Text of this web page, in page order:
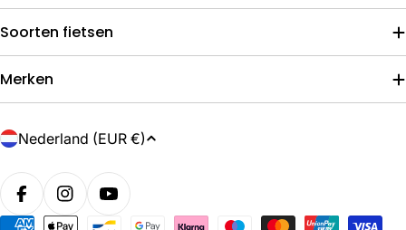
Soorten fietsen
Merken
L
n
d
Nederland (EUR €)